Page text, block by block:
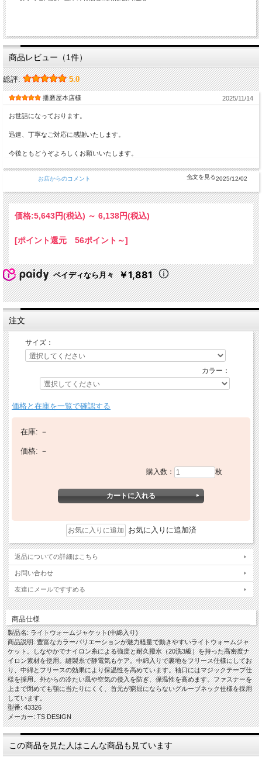
商品レビュー（1件）
総評: 5.0
播磨屋本店様 2025/11/14
お世話になっております。
迅速、丁寧なご対応に感謝いたします。
今後ともどうぞよろしくお願いいたします。
お店からのコメント 2025/12/02
価格:5,643円(税込) ～ 6,138円(税込)
[ポイント還元 56ポイント～]
ペイディなら月々 ￥1,881
注文
サイズ：
カラー：
価格と在庫を一覧で確認する
在庫: －
価格: －
購入数： 枚
お気に入りに追加済
返品についての詳細はこちら
お問い合わせ
友達にメールですすめる
商品仕様
製品名: ライトウォームジャケット(中綿入り)
商品説明: 豊富なカラーバリエーションが魅力軽量で動きやすいライトウォームジャ
ケット。しなやかでナイロン糸による強度と耐久撥水（20洗3級）を持った高密度ナ
イロン素材を使用。縫製糸で静電気もケア。中綿入りで裏地をフリース仕様にしてお
り、中綿とフリースの効果により保温性を高めています。袖口にはマジックテープ仕
様を採用。外からの冷たい風や空気の侵入を防ぎ、保温性を高めます。ファスナーを
上まで閉めても顎に当たりにくく、首元が窮屈にならないグルーブネック仕様を採用
しています。
型番: 43326
メーカー: TS DESIGN
この商品を見た人はこんな商品も見ています